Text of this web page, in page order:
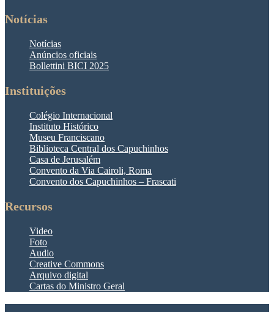
Notícias
Notícias
Anúncios oficiais
Bollettini BICI 2025
Instituições
Colégio Internacional
Instituto Histórico
Museu Franciscano
Biblioteca Central dos Capuchinhos
Casa de Jerusalém
Convento da Via Cairoli, Roma
Convento dos Capuchinhos – Frascati
Recursos
Video
Foto
Audio
Creative Commons
Arquivo digital
Cartas do Ministro Geral